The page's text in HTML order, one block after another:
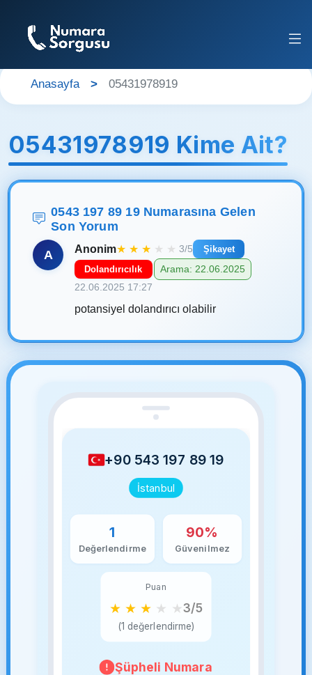
Anasayfa 05431978919
05431978919 Kime Ait?
0543 197 89 19 Numarasına Gelen
Son Yorum
A Anonim★ ★ ★ ★ ★ 3/5
Şikayet
Dolandırıcılık
Arama: 22.06.2025
22.06.2025 17:27
potansiyel dolandırıcı olabilir
+90 543 197 89 19
İstanbul
1
Değerlendirme
90%
Güvenilmez
Puan
★ ★ ★ ★ ★3/5
(1 değerlendirme)
Şüpheli Numara